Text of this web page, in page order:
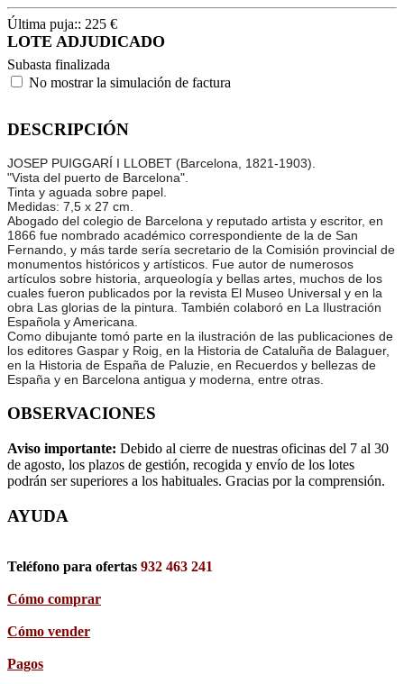
Última puja:: 225 €
LOTE ADJUDICADO
Subasta finalizada
No mostrar la simulación de factura
DESCRIPCIÓN
JOSEP PUIGGARÍ I LLOBET (Barcelona, 1821-1903).
"Vista del puerto de Barcelona".
Tinta y aguada sobre papel.
Medidas: 7,5 x 27 cm.
Abogado del colegio de Barcelona y reputado artista y escritor, en
1866 fue nombrado académico correspondiente de la de San
Fernando, y más tarde sería secretario de la Comisión provincial de
monumentos históricos y artísticos. Fue autor de numerosos
artículos sobre historia, arqueología y bellas artes, muchos de los
cuales fueron publicados por la revista El Museo Universal y en la
obra Las glorias de la pintura. También colaboró en La Ilustración
Española y Americana.
Como dibujante tomó parte en la ilustración de las publicaciones de
los editores Gaspar y Roig, en la Historia de Cataluña de Balaguer,
en la Historia de España de Paluzie, en Recuerdos y bellezas de
España y en Barcelona antigua y moderna, entre otras.
OBSERVACIONES
Aviso importante: Debido al cierre de nuestras oficinas del 7 al 30
de agosto, los plazos de gestión, recogida y envío de los lotes
podrán ser superiores a los habituales. Gracias por la comprensión.
AYUDA
Teléfono para ofertas 932 463 241
Cómo comprar
Cómo vender
Pagos